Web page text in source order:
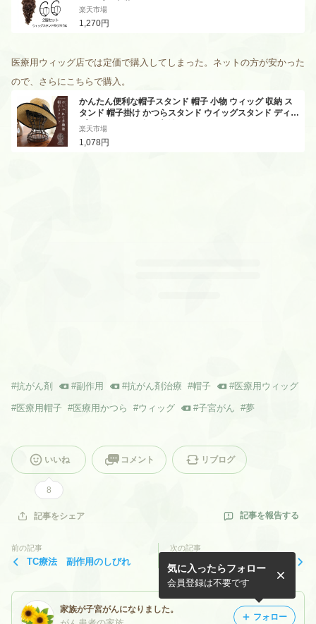
コスプレ 衣装 2-TURIWIGST
楽天市場
1,270円
医療用ウィッグ店では定価で購入してしまった。ネットの方が安かった
ので、さらにこちらで購入。
かんたん便利な帽子スタンド 帽子 小物 ウィッグ 収納 ス
タンド 帽子掛け かつらスタンド ウイッグスタンド ディス
プレイ マネキン 帽子収納 ウィッグスタンド 19
楽天市場
1,078円
#抗がん剤 #副作用 #抗がん剤治療 #帽子 #医療用ウィッグ
#医療用帽子 #医療用かつら #ウィッグ #子宮がん #夢
いいね
8
コメント リブログ
記事をシェア 記事を報告する
前の記事
TC療法 副作用のしびれ
次の記事
TC療法 抗がん剤投与スケジ
ュール
家族が子宮がんになりました。
気に入ったらフォロー
会員登録は不要です
フォロー